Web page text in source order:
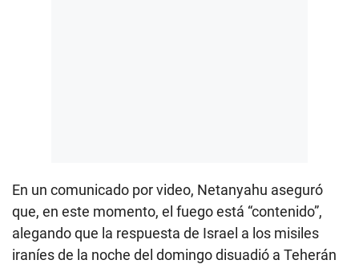
En un comunicado por video, Netanyahu aseguró
que, en este momento, el fuego está “contenido”,
alegando que la respuesta de Israel a los misiles
iraníes de la noche del domingo disuadió a Teherán